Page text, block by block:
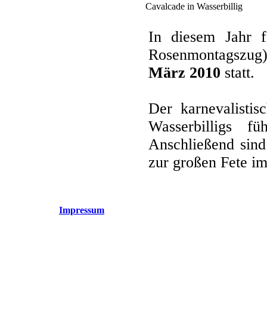
Cavalcade in Wasserbillig
In diesem Jahr
März 2010 statt.
Der
Wasserbilligs
Anschließend
zur großen Fete
Impressum